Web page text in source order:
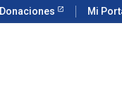
Donaciones Mi